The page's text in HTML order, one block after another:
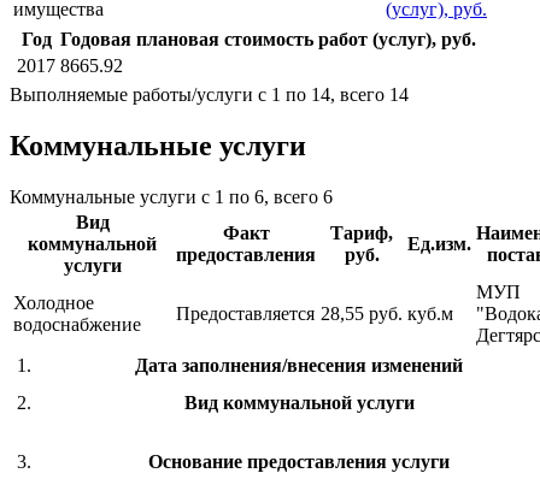
имущества
(услуг), руб.
Год Годовая плановая стоимость работ (услуг), руб.
2017 8665.92
Выполняемые работы/услуги с 1 по 14, всего 14
Коммунальные услуги
Коммунальные услуги с 1 по 6, всего 6
Вид
коммунальной
услуги
Факт
предоставления
Тариф,
руб.
Ед.изм.
Холодное
водоснабжение
Предоставляется 28,55 руб. куб.м
МУП
1.
Дата заполнения/внесения изменений
2.
Вид коммунальной услуги
3. Основание предоставления услуги